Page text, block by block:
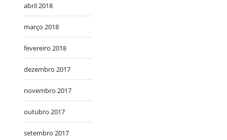
abril 2018
março 2018
fevereiro 2018
dezembro 2017
novembro 2017
outubro 2017
setembro 2017